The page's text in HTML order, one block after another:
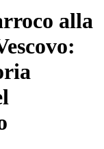
alla